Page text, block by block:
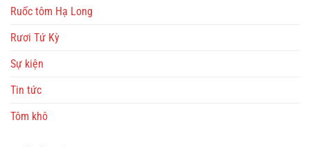
Ruốc tôm Hạ Long
Rươi Tứ Kỳ
Sự kiện
Tin tức
Tôm khô